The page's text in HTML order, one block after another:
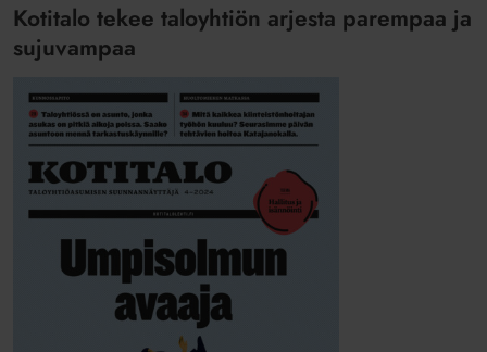
Kotitalo tekee taloyhtiön arjesta parempaa ja
sujuvampaa